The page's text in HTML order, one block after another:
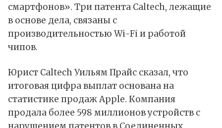
смартфонов». Три патента Caltech, лежащие
в основе дела, связаны с
производительностью Wi-Fi и работой
чипов.
Юрист Caltech Уильям Прайс сказал, что
итоговая цифра выплат основана на
статистике продаж Apple. Компания
продала более 598 миллионов устройств с